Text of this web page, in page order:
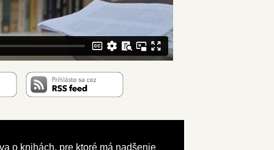
o knihách, pre ktoré má nadšenie